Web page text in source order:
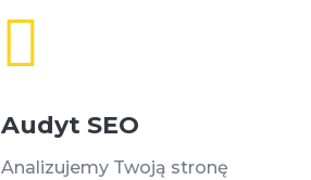

Audyt SEO
Analizujemy Twoją stronę